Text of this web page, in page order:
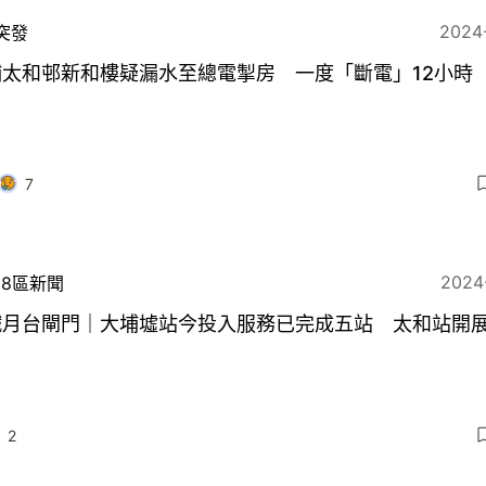
發
和邨新和樓疑漏水至總電掣房 一度「斷電」12小時
7
區新聞
台閘門｜大埔墟站今投入服務已完成五站 太和站開
2